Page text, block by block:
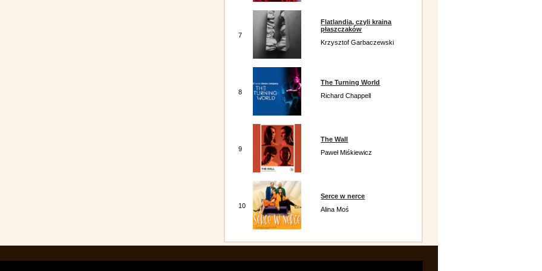
7
Flatlandia, czyli kraina
płaszczaków
Krzysztof Garbaczewski
8
The Turning World
Richard Chappell
9
The Wall
Paweł Miśkiewicz
10
Serce w nerce
Alina Moś